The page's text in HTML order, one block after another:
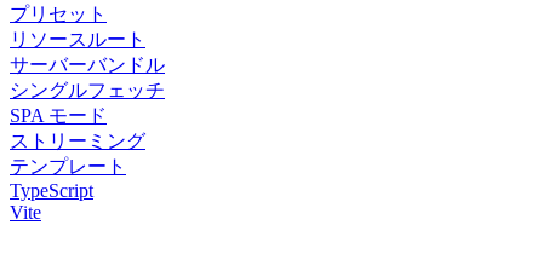
プリセット
リソースルート
サーバーバンドル
シングルフェッチ
SPA モード
ストリーミング
テンプレート
TypeScript
Vite